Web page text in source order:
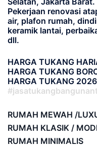
Pekerjaan renovasi
air, plafon rumah,
keramik lantai,
dll.
HARGA TUKANG
HARGA TUKANG
HARGA TUKANG 2026
RUMAH MEWAH /
RUMAH KLASIK /
RUMAH MINIMALIS